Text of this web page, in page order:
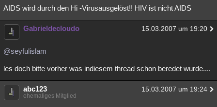
AIDS wird durch den Hi -Virusausgelöst!! HIV ist nicht AIDS
Gabrieldecloudo 15.03.2007 um 19:20
@seyfulislam
les doch bitte vorher was indiesem thread schon beredet wurde....
abc123 15.03.2007 um 19:24
ehemaliges Mitglied